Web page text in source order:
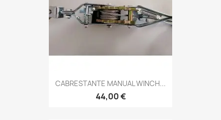
CABRESTANTE MANUAL WINCH...
44,00 €